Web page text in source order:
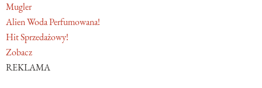
Mugler
Alien Woda Perfumowana!
Hit Sprzedażowy!
Zobacz
REKLAMA